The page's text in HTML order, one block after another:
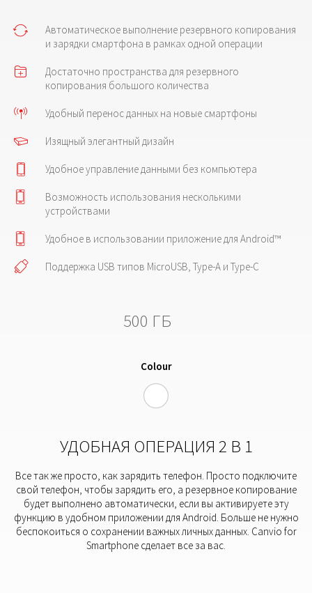
Автоматическое выполнение резервного копирования
и зарядки смартфона в рамках одной операции
Достаточно пространства для резервного
копирования большого количества
Удобный перенос данных на новые смартфоны
Изящный элегантный дизайн
Удобное управление данными без компьютера
Возможность использования несколькими
устройствами
Удобное в использовании приложение для Android™
Поддержка USB типов MicroUSB, Type-A и Type-C
500 ГБ
Colour
УДОБНАЯ ОПЕРАЦИЯ 2 В 1
Все так же просто, как зарядить телефон. Просто подключите
свой телефон, чтобы зарядить его, а резервное копирование
будет выполнено автоматически, если вы активируете эту
функцию в удобном приложении для Android. Больше не нужно
беспокоиться о сохранении важных личных данных. Canvio for
Smartphone сделает все за вас.